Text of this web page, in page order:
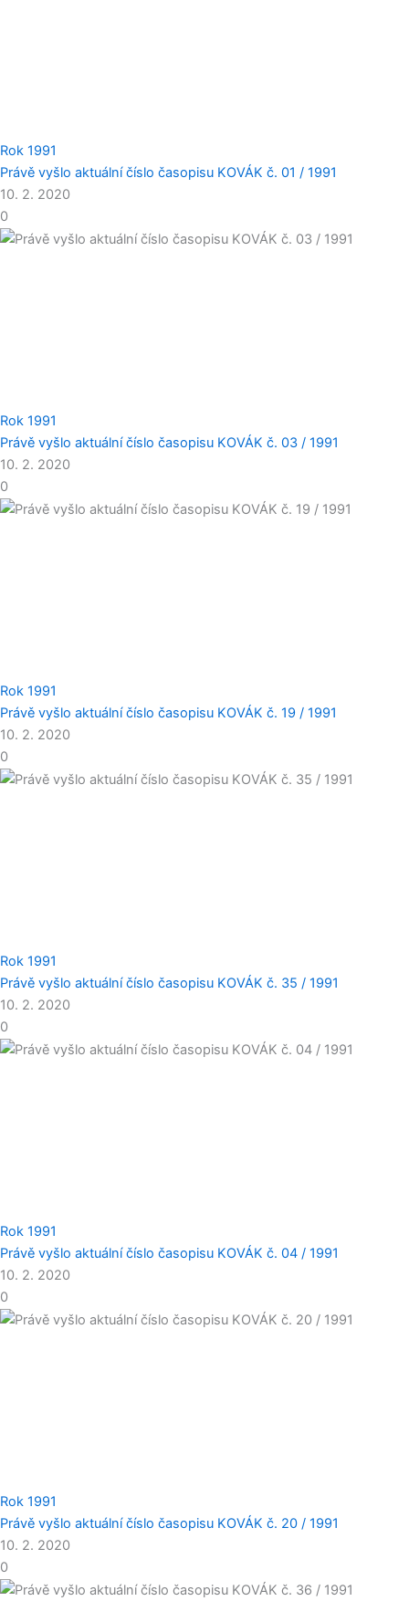
Rok 1991
Právě vyšlo aktuální číslo časopisu KOVÁK č. 01 / 1991
10. 2. 2020
0
Rok 1991
Právě vyšlo aktuální číslo časopisu KOVÁK č. 03 / 1991
10. 2. 2020
0
Rok 1991
Právě vyšlo aktuální číslo časopisu KOVÁK č. 19 / 1991
10. 2. 2020
0
Rok 1991
Právě vyšlo aktuální číslo časopisu KOVÁK č. 35 / 1991
10. 2. 2020
0
Rok 1991
Právě vyšlo aktuální číslo časopisu KOVÁK č. 04 / 1991
10. 2. 2020
0
Rok 1991
Právě vyšlo aktuální číslo časopisu KOVÁK č. 20 / 1991
10. 2. 2020
0